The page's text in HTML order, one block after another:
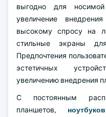
выгодно для
увеличение
высокому спросу на
стильные экраны
Предпочтения
эстетичных
увеличению внедрения
С постоянным
планшетов, ноутбуков